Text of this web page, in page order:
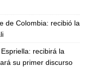
de Colombia: recibió la
recibirá la
su primer discurso